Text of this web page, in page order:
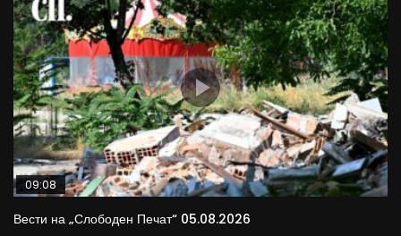
09:08
Вести на „Слободен Печат“ 05.08.2026